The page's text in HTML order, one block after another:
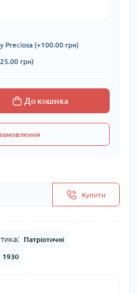
Preciosa (+100.00 грн)
грн)
До кошика
Купити
Патріотичні
1930